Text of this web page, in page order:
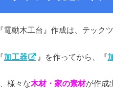
電動木工台』作成は、テック
加工器 』を作ってから、『
様々な木材・家の素材が作成